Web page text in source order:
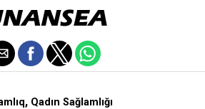
, Qadın Sağlamlığı